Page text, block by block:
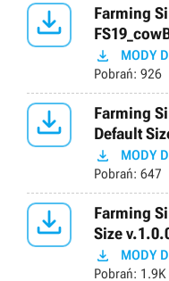

Farming
 MODY
Pobrań: 926

Farming
Default
 MODY
Pobrań: 647

Farming
Size
 MODY
Pobrań: 1.9K